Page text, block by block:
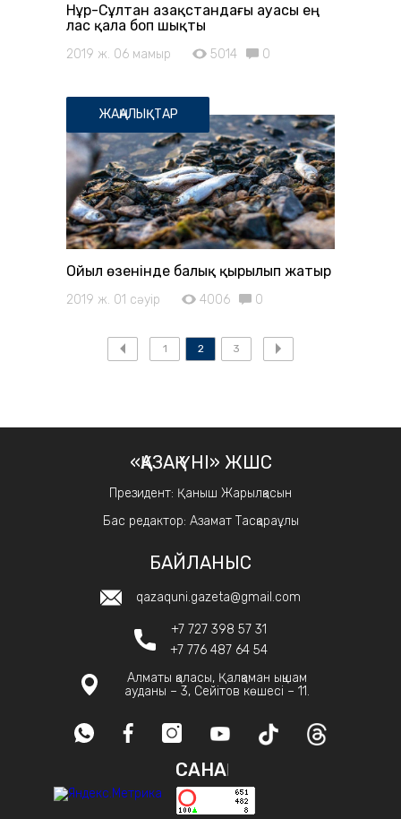
Нұр-Сұлтан Қазақстандағы ауасы ең
лас қала боп шықты
2019 ж. 06 мамыр 5014 0
ЖАҢАЛЫҚТАР
Ойыл өзенінде балық қырылып жатыр
2019 ж. 01 сәуір 4006 0
1 2 3
«ҚАЗАҚ ҮНІ» ЖШС
Президент: Қаныш Жарылқасын
Бас редактор: Азамат Тасқараұлы
БАЙЛАНЫС
qazaquni.gazeta@gmail.com
+7 727 398 57 31
+7 776 487 64 54
Алматы қаласы, Қалқаман ықшам
ауданы – 3, Сейітов көшесі – 11.
САНАҚ